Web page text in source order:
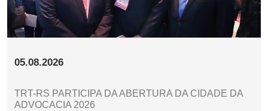
05.08.2026
TRT-RS PARTICIPA DA ABERTURA DA CIDADE DA
ADVOCACIA 2026